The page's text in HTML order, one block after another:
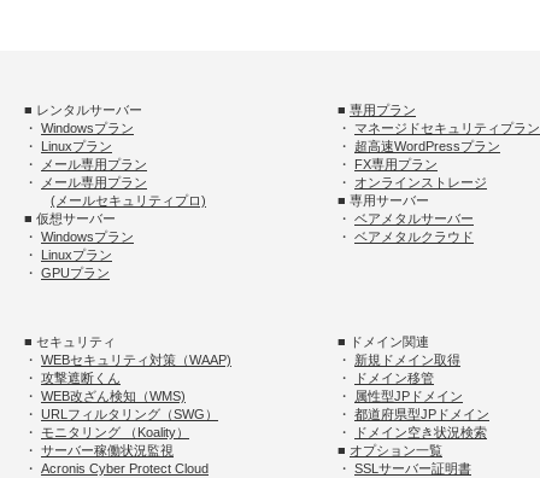
■ レンタルサーバー ■ 専用プラン
・ Windowsプラン ・ マネージドセキュリティプラン
・ Linuxプラン ・ 超高速WordPressプラン
・
メール専用プラン ・ FX専用プラン
・
メール専用プラン ・ オンラインストレージ
(メールセキュリティプロ)
■ 専用サーバー
■ 仮想サーバー
・ ベアメタルサーバー
・ Windowsプラン ・ ベアメタルクラウド
・ Linuxプラン
・ GPUプラン
■ セキュリティ
■ ドメイン関連
・ WEBセキュリティ対策（WAAP) ・ 新規ドメイン取得
・ 攻撃遮断くん ・
ドメイン移管
・ WEB改ざん検知（WMS) ・
属性型JPドメイン
・ URLフィルタリング（SWG） ・ 都道府県型JPドメイン
・ モニタリング （Koality） ・
ドメイン空き状況検索
・ サーバー稼働状況監視 ■ オプション一覧
・ Acronis Cyber Protect Cloud ・ SSLサーバー証明書